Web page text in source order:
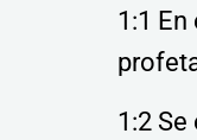
1:1
1:2